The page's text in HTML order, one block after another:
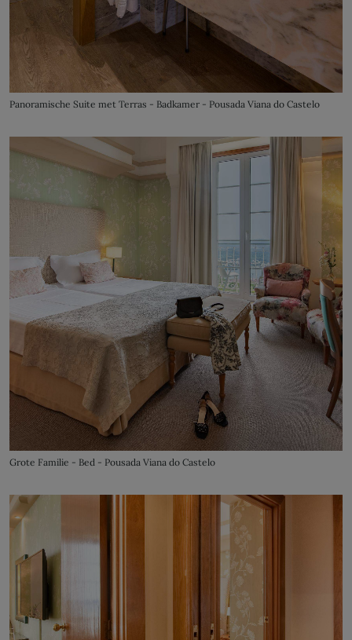
Panoramische Suite met Terras - Badkamer - Pousada Viana do Castelo
Grote Familie - Bed - Pousada Viana do Castelo